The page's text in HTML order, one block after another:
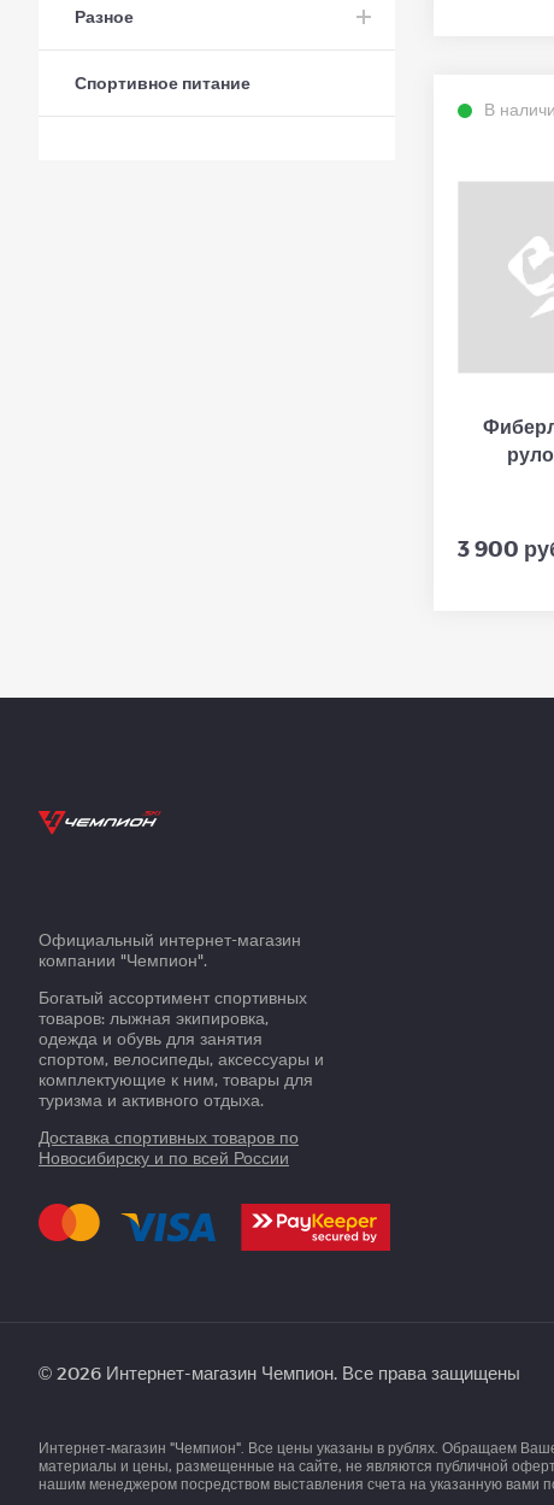
Разное
Спортивное питание
В
3 900
Официальный интернет-магазин
компании "Чемпион".
Богатый ассортимент спортивных
товаров: лыжная экипировка,
одежда и обувь для занятия
спортом, велосипеды, аксессуары и
комплектующие к ним, товары для
туризма и активного отдыха.
Доставка спортивных товаров по
Новосибирску и по всей России
© 2026 Интернет-магазин Чемпион. Все права защищены
Интернет-магазин "Чемпион". Все цены указаны в рублях. Обращаем
материалы и цены, размещенные на сайте, не являются публичной
нашим менеджером посредством выставления счета на указанную вами